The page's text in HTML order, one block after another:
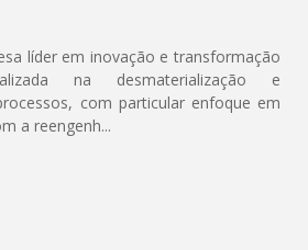
líder em inovação e transformação
na desmaterialização e
com particular enfoque em
a reengenh...